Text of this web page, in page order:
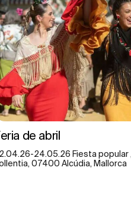
de abril
24.05.26 Fiesta popular
07400 Alcúdia, Mallorca